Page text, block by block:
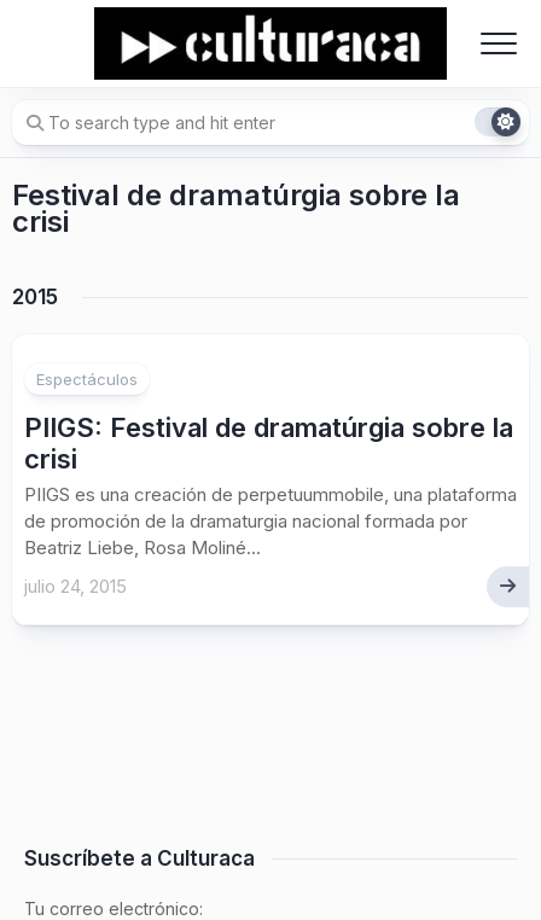
Festival de dramatúrgia sobre la
crisi
2015
Espectáculos
PIIGS: Festival de dramatúrgia sobre la
crisi
PIIGS es una creación de perpetuummobile, una plataforma
de promoción de la dramaturgia nacional formada por
Beatriz Liebe, Rosa Moliné...
julio 24, 2015
Suscríbete a Culturaca
Tu correo electrónico: